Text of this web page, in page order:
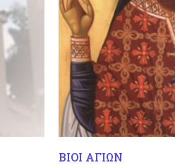
ΒΙΟΙ ΑΓΙΩΝ